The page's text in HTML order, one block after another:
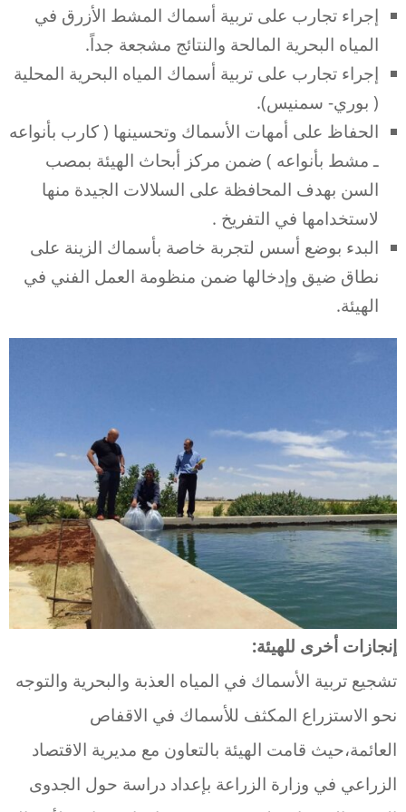
إجراء تجارب على تربية أسماك المشط الأزرق في
المياه البحرية المالحة والنتائج مشجعة جداً.
إجراء تجارب على تربية أسماك المياه البحرية المحلية
( بوري- سمنيس).
الحفاظ على أمهات الأسماك وتحسينها ( كارب بأنواعه
ـ مشط بأنواعه ) ضمن مركز أبحاث الهيئة بمصب
السن بهدف المحافظة على السلالات الجيدة منها
لاستخدامها في التفريخ .
البدء بوضع أسس لتجربة خاصة بأسماك الزينة على
نطاق ضيق وإدخالها ضمن منظومة العمل الفني في
الهيئة.
إنجازات أخرى للهيئة:
تشجيع تربية الأسماك في المياه العذبة والبحرية والتوجه
نحو الاستزراع المكثف للأسماك في الاقفاص
العائمة،حيث قامت الهيئة بالتعاون مع مديرية الاقتصاد
الزراعي في وزارة الزراعة بإعداد دراسة حول الجدوى